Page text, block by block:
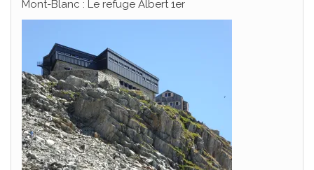
Mont-Blanc : Le refuge Albert 1er